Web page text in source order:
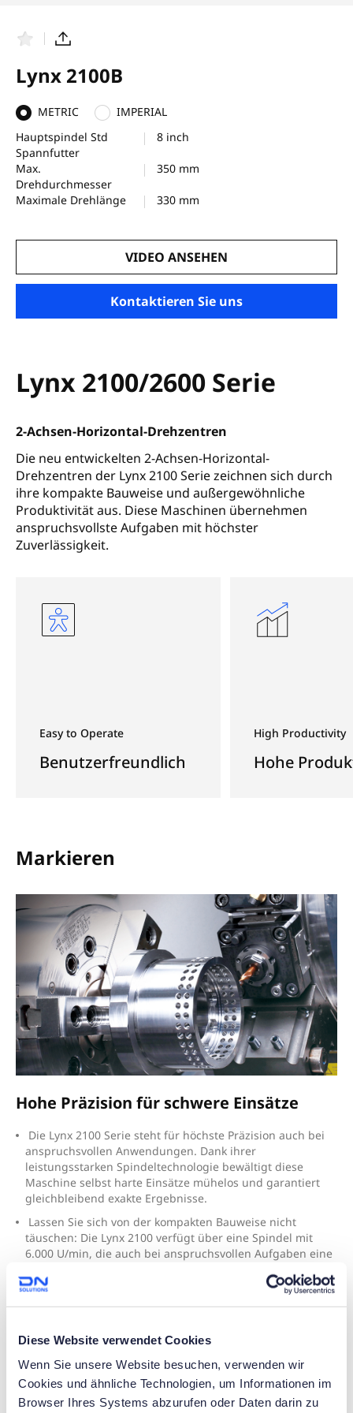
Diese Website verwendet Cookies
Wenn Sie unsere Website besuchen, verwenden wir
Cookies und ähnliche Technologien, um Informationen im
Browser Ihres Systems abzurufen oder Daten darin zu
v
o
i
t
e
n
T
n
Lynx 2100B
METRIC
IMPERIAL
Hauptspindel Std
Spannfutter
8 inch
Max.
Drehdurchmesser
350 mm
Maximale Drehlänge 330 mm
VIDEO ANSEHEN
Kontaktieren Sie uns
Lynx 2100/2600 Serie
2-Achsen-Horizontal-Drehzentren
Die neu entwickelten 2-Achsen-Horizontal-
Drehzentren der Lynx 2100 Serie zeichnen sich durch
ihre kompakte Bauweise und außergewöhnliche
Produktivität aus. Diese Maschinen übernehmen
anspruchsvollste Aufgaben mit höchster
Zuverlässigkeit.
Easy to Operate
Benutzerfreundlich
High Productivity
Hohe
Markieren
Hohe Präzision für schwere Einsätze
Die Lynx 2100 Serie steht für höchste Präzision auch bei
anspruchsvollen Anwendungen. Dank ihrer
leistungsstarken Spindeltechnologie bewältigt diese
Maschine selbst harte Einsätze mühelos und garantiert
gleichbleibend exakte Ergebnisse.
Lassen Sie sich von der kompakten Bauweise nicht
täuschen: Die Lynx 2100 verfügt über eine Spindel mit
6.000 U/min, die auch bei anspruchsvollen Aufgaben eine
verkauften Einheiten weltweit genießt die Lynx Serie den